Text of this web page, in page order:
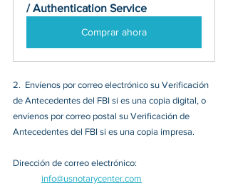
/ Authentication Service
Comprar ahora
2. Envíenos por correo electrónico su Verificación
de Antecedentes del FBI si es una copia digital, o
envíenos por correo postal su Verificación de
Antecedentes del FBI si es una copia impresa.
Dirección de correo electrónico:
info@usnotarycenter.com